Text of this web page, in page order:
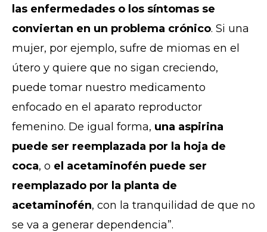
las enfermedades o los síntomas se
conviertan en un problema crónico. Si una
mujer, por ejemplo, sufre de miomas en el
útero y quiere que no sigan creciendo,
puede tomar nuestro medicamento
enfocado en el aparato reproductor
femenino. De igual forma, una aspirina
puede ser reemplazada por la hoja de
coca, o el acetaminofén puede ser
reemplazado por la planta de
acetaminofén, con la tranquilidad de que no
se va a generar dependencia”.